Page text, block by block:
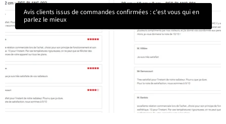
Avis clients issus de commandes confirmées : c'est vous qui en
parlez le mieux